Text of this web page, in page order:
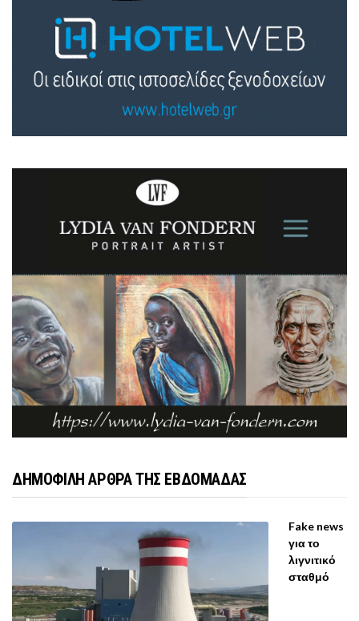
ΔΗΜΟΦΙΛΗ ΑΡΘΡΑ ΤΗΣ ΕΒΔΟΜΑΔΑΣ
Fake news
για το
λιγνιτικό
σταθμό